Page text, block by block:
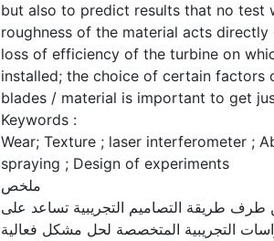
but also to predict results that no test
roughness of the material acts directly
loss of efficiency of the turbine on
installed; the choice of certain factors
blades / material is important to get
Keywords :
Wear; Texture ; laser interferometer ;
spraying ; Design of experiments
ملخص
طريقة التصاميم التجريبية تساعد على
التجريبية المتخصصة لحل مشكل فعالية